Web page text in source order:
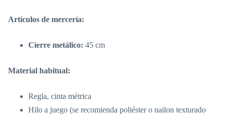
Artículos de mercería:
Cierre metálico: 45 cm
Material habitual:
Regla, cinta métrica
Hilo a juego (se recomienda poliéster o nailon texturado